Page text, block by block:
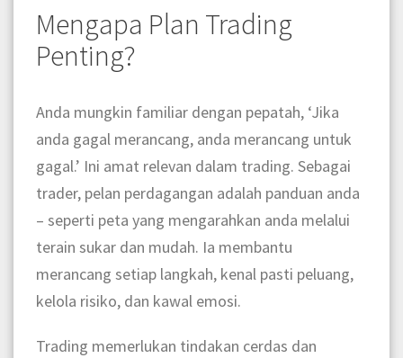
Mengapa Plan Trading
Penting?
Anda mungkin familiar dengan pepatah, ‘Jika
anda gagal merancang, anda merancang untuk
gagal.’ Ini amat relevan dalam trading. Sebagai
trader, pelan perdagangan adalah panduan anda
– seperti peta yang mengarahkan anda melalui
terain sukar dan mudah. Ia membantu
merancang setiap langkah, kenal pasti peluang,
kelola risiko, dan kawal emosi.
Trading memerlukan tindakan cerdas dan